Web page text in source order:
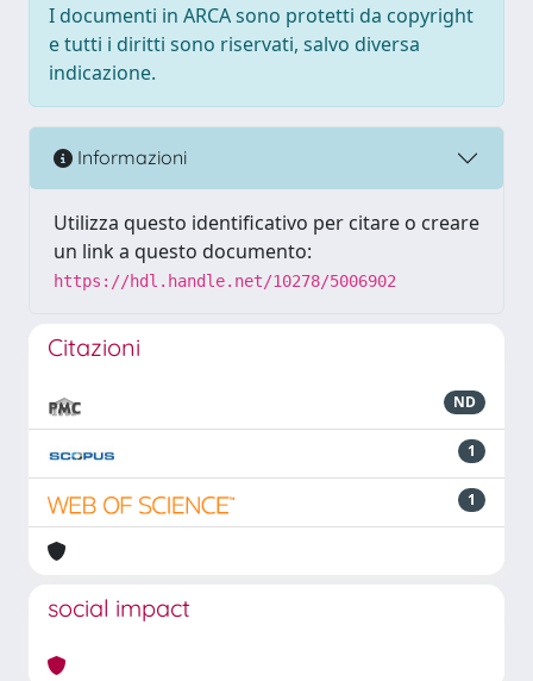
I documenti in ARCA sono protetti da copyright
e tutti i diritti sono riservati, salvo diversa
indicazione.
Informazioni
Utilizza questo identificativo per citare o creare
un link a questo documento:
https://hdl.handle.net/10278/5006902
Citazioni
ND
1
1
social impact